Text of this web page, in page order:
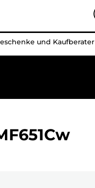
und Kaufberater